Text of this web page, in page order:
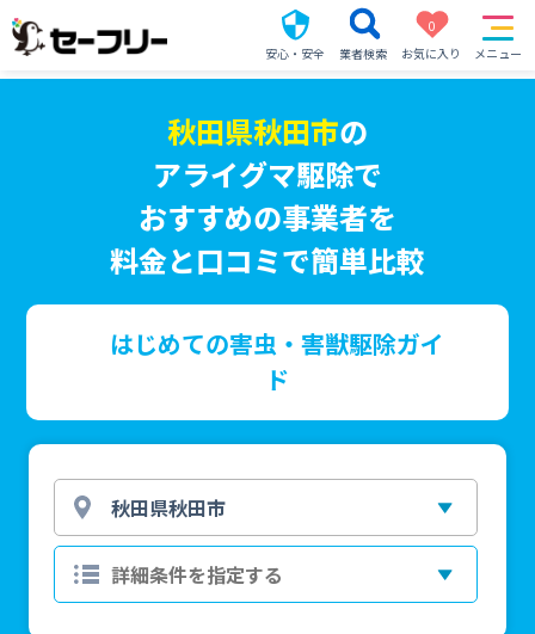
安心・安全 業者検索
0
お気に入り
メニュー
秋田県秋田市の
アライグマ駆除で
おすすめの事業者を
料金と口コミで簡単比較
はじめての害虫・害獣駆除ガイ
ド